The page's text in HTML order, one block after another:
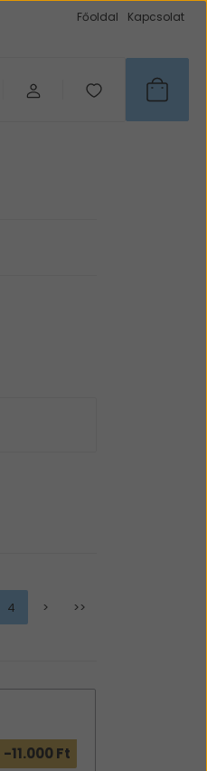
Főoldal Kapcsolat
4 > >>
-11.000 Ft